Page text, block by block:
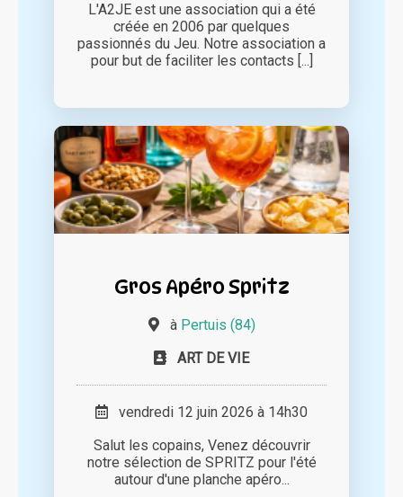
L'A2JE est une association qui a été
créée en 2006 par quelques
passionnés du Jeu. Notre association a
pour but de faciliter les contacts [...]
Gros Apéro Spritz
à Pertuis (84)
ART DE VIE
vendredi 12 juin 2026 à 14h30
Salut les copains, Venez découvrir
notre sélection de SPRITZ pour l'été
autour d'une planche apéro...